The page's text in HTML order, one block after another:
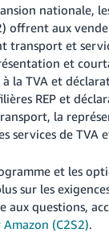
nationale,
offrent aux
transport et
et
la TVA et
REP et
la
services de
et les
sur les
aux questions,
(C2S2).